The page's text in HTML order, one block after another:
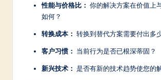
性能与价格比： 你的解决方案在价值上
如何？
转换成本： 转换到替代方案需要付出多
客户习惯： 当前行为是否已根深蒂固？
新兴技术： 是否有新的技术趋势使您的